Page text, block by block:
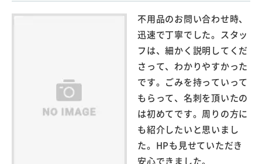
不用品のお問い合わせ時、
迅速で丁寧でした。スタッ
フは、細かく説明してくだ
さって、わかりやすかった
です。ごみを持っていって
もらって、名刺を頂いたの
は初めてです。周りの方に
も紹介したいと思いまし
た。HPも見せていただき
安心できました。